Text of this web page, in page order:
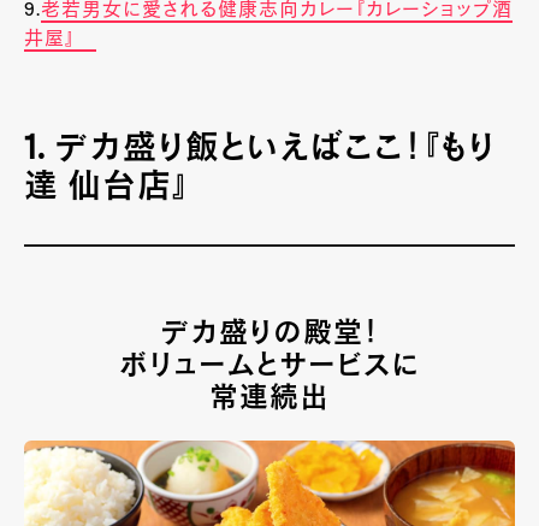
9.老若男女に愛される健康志向カレー『カレーショップ酒
井屋』
1. デカ盛り飯といえばここ！『もり
達 仙台店』
デカ盛りの殿堂！
ボリュームとサービスに
常連続出